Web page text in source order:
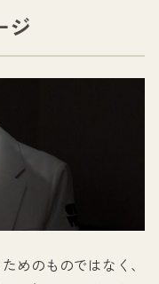
ジ
めのものではなく、